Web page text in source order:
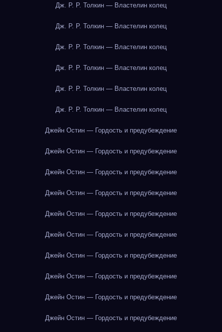
Дж. Р. Р. Толкин — Властелин колец
Дж. Р. Р. Толкин — Властелин колец
Дж. Р. Р. Толкин — Властелин колец
Дж. Р. Р. Толкин — Властелин колец
Дж. Р. Р. Толкин — Властелин колец
Дж. Р. Р. Толкин — Властелин колец
Джейн Остин — Гордость и предубеждение
Джейн Остин — Гордость и предубеждение
Джейн Остин — Гордость и предубеждение
Джейн Остин — Гордость и предубеждение
Джейн Остин — Гордость и предубеждение
Джейн Остин — Гордость и предубеждение
Джейн Остин — Гордость и предубеждение
Джейн Остин — Гордость и предубеждение
Джейн Остин — Гордость и предубеждение
Джейн Остин — Гордость и предубеждение